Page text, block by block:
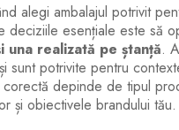
alegi ambalajul potrivit
deciziile esențiale este să
una realizată pe ștanță.
sunt potrivite pentru
depinde de tipul
și obiectivele brandului tău.